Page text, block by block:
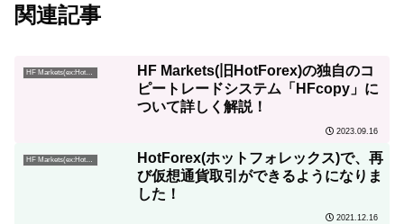
関連記事
HF Markets(ex:HotForex)
HF Markets(旧HotForex)の独自のコ
ピートレードシステム「HFcopy」に
ついて詳しく解説！
2023.09.16
HF Markets(ex:HotForex)
HotForex(ホットフォレックス)で、再
び仮想通貨取引ができるようになりま
した！
2021.12.16